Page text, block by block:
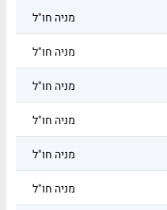
מניה חו"ל
מניה חו"ל
מניה חו"ל
מניה חו"ל
מניה חו"ל
מניה חו"ל